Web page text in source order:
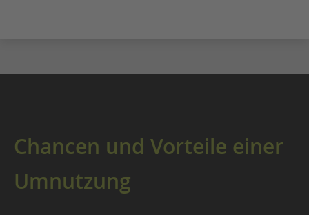
Chancen und Vorteile einer
Umnutzung